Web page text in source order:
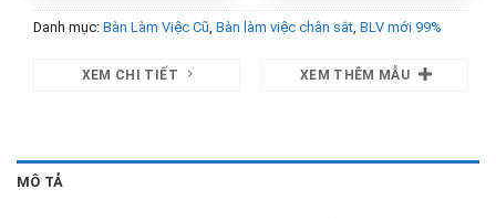
Danh mục: Bàn Làm Việc Cũ, Bàn làm việc chân sắt, BLV mới 99%
XEM CHI TIẾT XEM THÊM MẪU
MÔ TẢ